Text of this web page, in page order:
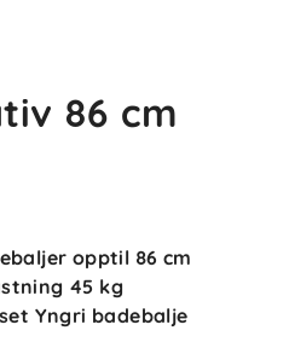
86 cm
opptil 86 cm
45 kg
Yngri badebalje